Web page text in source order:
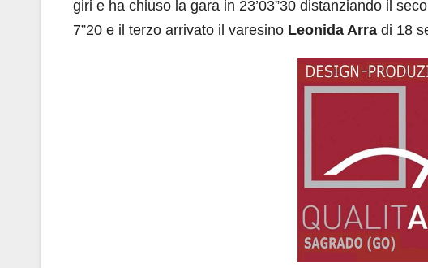
giri e ha chiuso la gara in 23’03”30 distanziando il
7”20 e il terzo arrivato il varesino Leonida Arra di 18